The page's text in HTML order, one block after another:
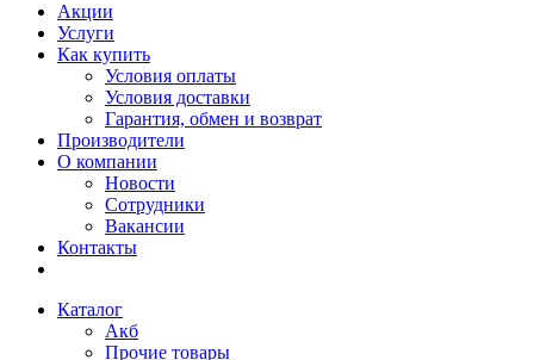
Акции
Услуги
Как купить
Условия оплаты
Условия доставки
Гарантия, обмен и возврат
Производители
О компании
Новости
Сотрудники
Вакансии
Контакты
Каталог
Акб
Прочие товары